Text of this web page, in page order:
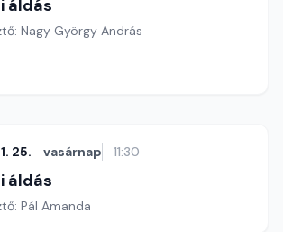
áldás
Nagy György András
25. vasárnap 11:30
áldás
Pál Amanda